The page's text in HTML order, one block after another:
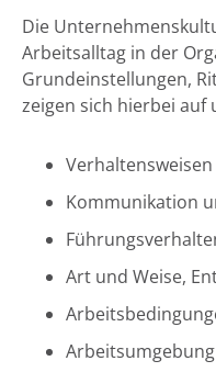
Die
Arbeitsalltag in der
Grundeinstellungen,
zeigen sich hierbei auf
Kommunikation
Art und Weise,
Arbeitsumgebung